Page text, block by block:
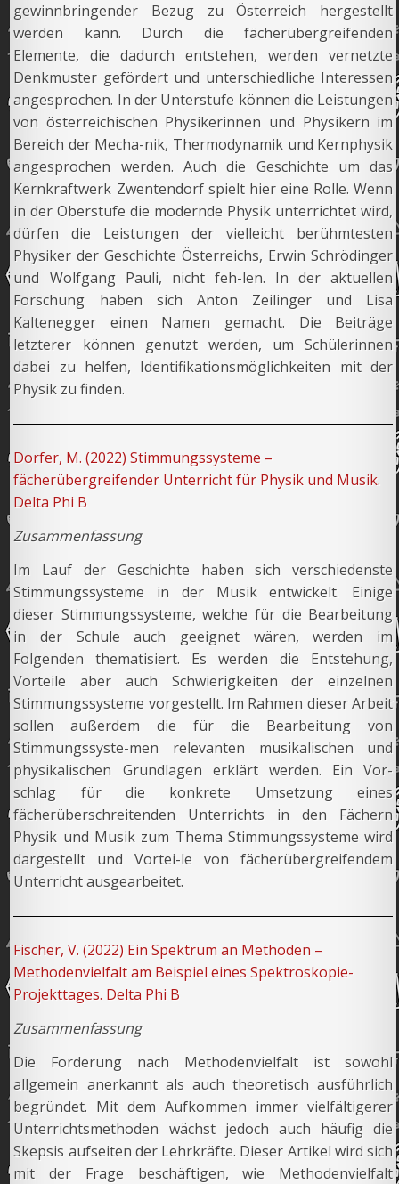
gewinnbringender Bezug zu Österreich hergestellt
werden kann. Durch die fächerübergreifenden
Elemente, die dadurch entstehen, werden vernetzte
Denkmuster gefördert und unterschiedliche Interessen
angesprochen. In der Unterstufe können die Leistungen
von österreichischen Physikerinnen und Physikern im
Bereich der Mecha-nik, Thermodynamik und Kernphysik
angesprochen werden. Auch die Geschichte um das
Kernkraftwerk Zwentendorf spielt hier eine Rolle. Wenn
in der Oberstufe die modernde Physik unterrichtet wird,
dürfen die Leistungen der vielleicht berühmtesten
Physiker der Geschichte Österreichs, Erwin Schrödinger
und Wolfgang Pauli, nicht feh-len. In der aktuellen
Forschung haben sich Anton Zeilinger und Lisa
Kaltenegger einen Namen gemacht. Die Beiträge
letzterer können genutzt werden, um Schülerinnen
dabei zu helfen, Identifikationsmöglichkeiten mit der
Physik zu finden.
Dorfer, M. (2022) Stimmungssysteme –
fächerübergreifender Unterricht für Physik und Musik.
Delta Phi B
Zusammenfassung
Im Lauf der Geschichte haben sich verschiedenste
Stimmungssysteme in der Musik entwickelt. Einige
dieser Stimmungssysteme, welche für die Bearbeitung
in der Schule auch geeignet wären, werden im
Folgenden thematisiert. Es werden die Entstehung,
Vorteile aber auch Schwierigkeiten der einzelnen
Stimmungssysteme vorgestellt. Im Rahmen dieser Arbeit
sollen außerdem die für die Bearbeitung von
Stimmungssyste-men relevanten musikalischen und
physikalischen Grundlagen erklärt werden. Ein Vor-
schlag für die konkrete Umsetzung eines
fächerüberschreitenden Unterrichts in den Fächern
Physik und Musik zum Thema Stimmungssysteme wird
dargestellt und Vortei-le von fächerübergreifendem
Unterricht ausgearbeitet.
Fischer, V. (2022) Ein Spektrum an Methoden –
Methodenvielfalt am Beispiel eines Spektroskopie-
Projekttages. Delta Phi B
Zusammenfassung
Die Forderung nach Methodenvielfalt ist sowohl
allgemein anerkannt als auch theoretisch ausführlich
begründet. Mit dem Aufkommen immer vielfältigerer
Unterrichtsmethoden wächst jedoch auch häufig die
Skepsis aufseiten der Lehrkräfte. Dieser Artikel wird sich
mit der Frage beschäftigen, wie Methodenvielfalt